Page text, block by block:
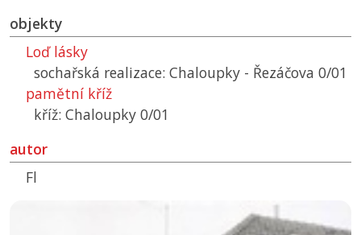
objekty
Loď lásky
sochařská realizace: Chaloupky - Řezáčova 0/01
pamětní kříž
kříž: Chaloupky 0/01
autor
Fl